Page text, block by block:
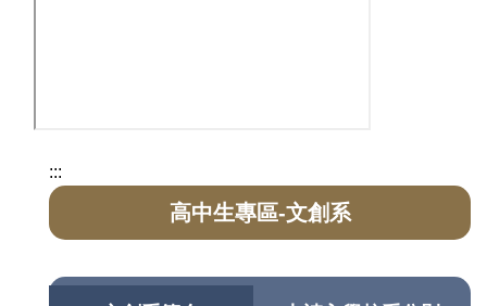
:::
高中生專區-文創系